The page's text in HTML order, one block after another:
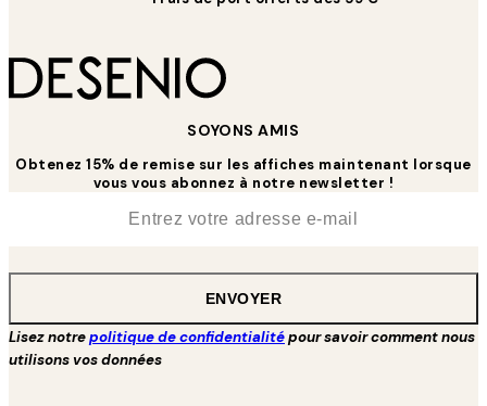
SOYONS AMIS
Obtenez 15% de remise sur les affiches maintenant lorsque
vous vous abonnez à notre newsletter !
ENVOYER
Lisez notrepolitique de confidentialitépour savoir comment nous
utilisons vos données